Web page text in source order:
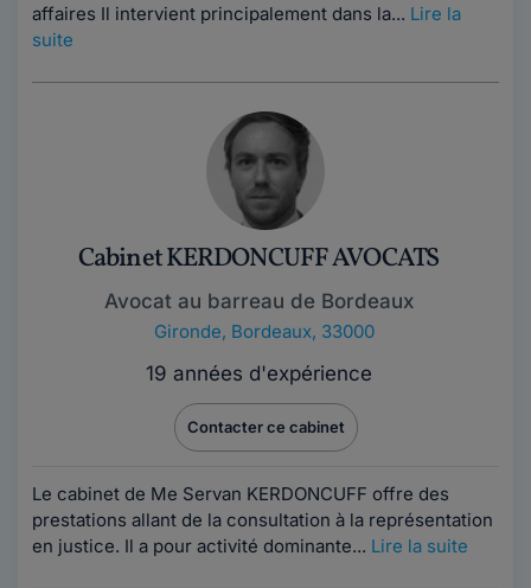
affaires Il intervient principalement dans la... Lire la
suite
Cabinet KERDONCUFF AVOCATS
Avocat au barreau de Bordeaux
Gironde, Bordeaux, 33000
19 années d'expérience
Contacter ce cabinet
Le cabinet de Me Servan KERDONCUFF offre des
prestations allant de la consultation à la représentation
en justice. Il a pour activité dominante... Lire la suite